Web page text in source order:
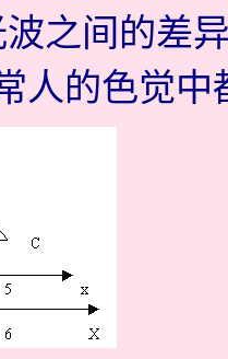
之间的差
人的色觉